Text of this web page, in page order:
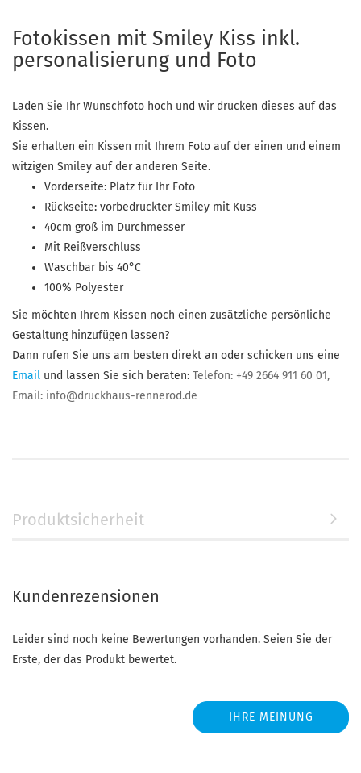
Fotokissen mit Smiley Kiss inkl.
personalisierung und Foto
Laden Sie Ihr Wunschfoto hoch und wir drucken dieses auf das
Kissen.
Sie erhalten ein Kissen mit Ihrem Foto auf der einen und einem
witzigen Smiley auf der anderen Seite.
Vorderseite: Platz für Ihr Foto
Rückseite: vorbedruckter Smiley mit Kuss
40cm groß im Durchmesser
Mit Reißverschluss
Waschbar bis 40°C
100% Polyester
Sie möchten Ihrem Kissen noch einen zusätzliche persönliche
Gestaltung hinzufügen lassen?
Dann rufen Sie uns am besten direkt an oder schicken uns eine
Email und lassen Sie sich beraten: Telefon: +49 2664 911 60 01,
Email: info@druckhaus-rennerod.de
Produktsicherheit
Kundenrezensionen
Leider sind noch keine Bewertungen vorhanden. Seien Sie der
Erste, der das Produkt bewertet.
IHRE MEINUNG